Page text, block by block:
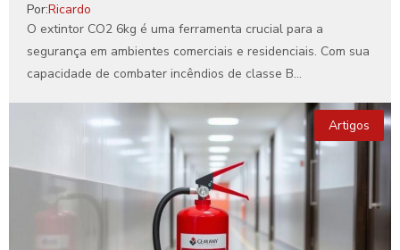
Por:Ricardo
O extintor CO2 6kg é uma ferramenta crucial para a
segurança em ambientes comerciais e residenciais. Com sua
capacidade de combater incêndios de classe B...
Artigos